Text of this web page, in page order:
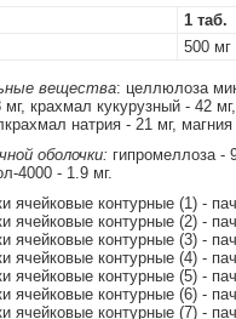
1 таб.
500 мг
вещества: целлюлоза
крахмал кукурузный - 42
натрия - 21 мг, магния
оболочки: гипромеллоза -
4000 - 1.9 мг.
ячейковые контурные (1) -
ячейковые контурные (2) -
ячейковые контурные (3) -
ячейковые контурные (4) -
ячейковые контурные (5) -
ячейковые контурные (6) -
ячейковые контурные (7) -